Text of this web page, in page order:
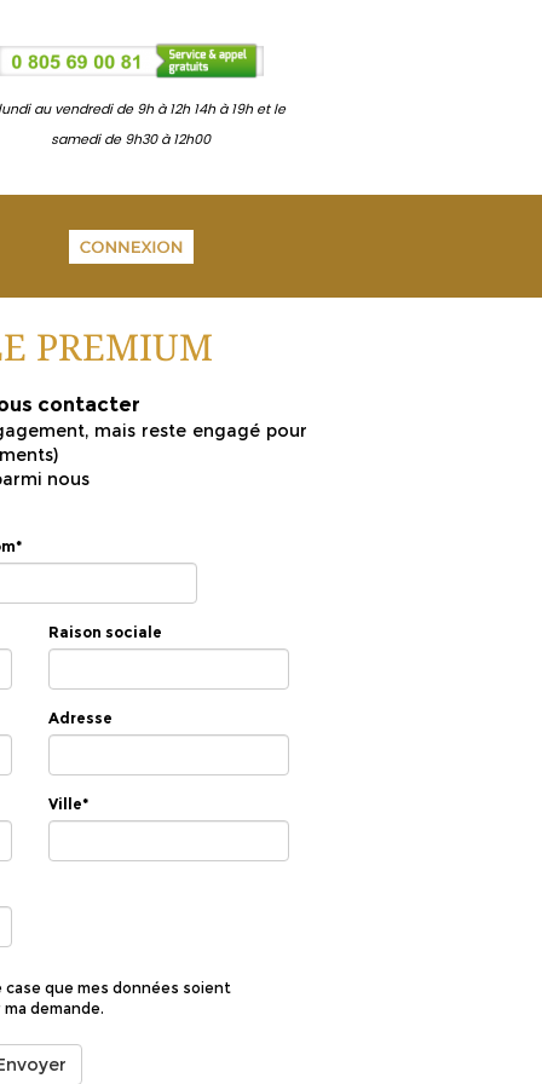
au vendredi de 9h à 12h 14h à 19h et le
samedi de 9h30 à 12h00
PREMIUM
contacter
mais reste engagé pour
nous
Raison sociale
Adresse
Ville*
que mes données soient
demande.